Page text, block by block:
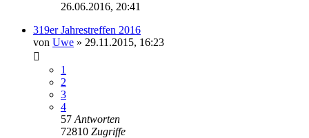
26.06.2016, 20:41
319er Jahrestreffen 2016
von Uwe » 29.11.2015, 16:23
1
2
3
4
57 Antworten
72810 Zugriffe